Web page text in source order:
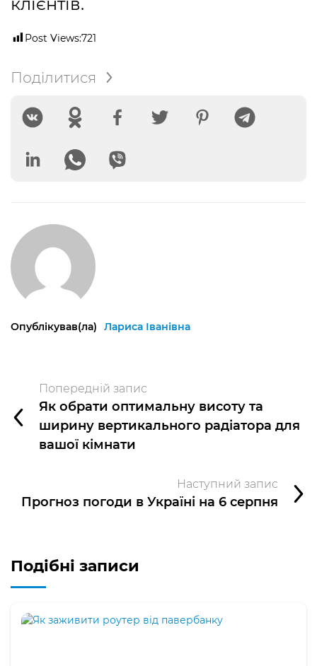
Post Views:721
Поділитися
Опублікував(ла) Лариса Іванівна
Попередній запис
Як обрати оптимальну висоту та
ширину вертикального радіатора для
вашої кімнати
Наступний запис
Прогноз погоди в Україні на 6 серпня
Подібні записи